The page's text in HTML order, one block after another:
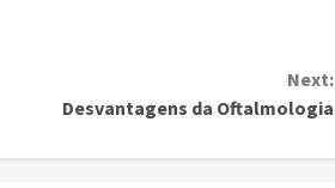
Next:
Desvantagens da Oftalmologia